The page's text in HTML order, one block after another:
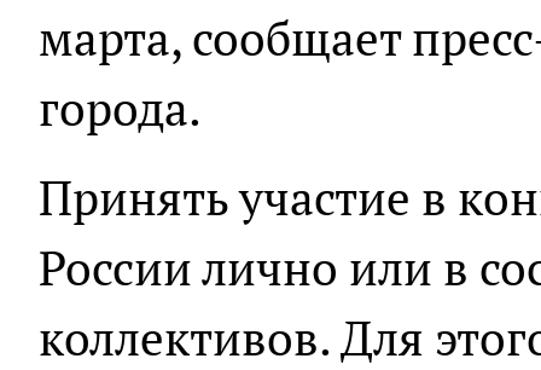
марта, сообщает
города.
Принять участие в
России лично или в
коллективов. Для